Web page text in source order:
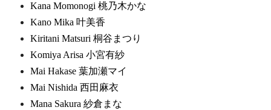
Kana Momonogi 桃乃木かな
Kano Mika 叶美香
Kiritani Matsuri 桐谷まつり
Komiya Arisa 小宮有紗
Mai Hakase 葉加瀬マイ
Mai Nishida 西田麻衣
Mana Sakura 紗倉まな